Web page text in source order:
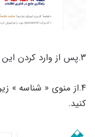
۳.پس از وارد کردن این اطلاعات بر روی دکمه ورود کلیک کنید.
۴.از منوی « شناسه »
کنید.